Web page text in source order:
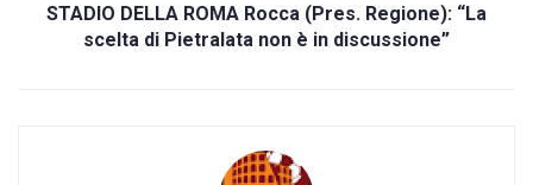
STADIO DELLA ROMA Rocca (Pres. Regione): “La
scelta di Pietralata non è in discussione”